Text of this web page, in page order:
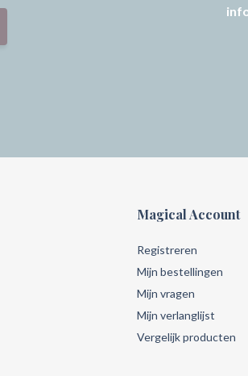
Magical Account
Registreren
Mijn bestellingen
Mijn vragen
Mijn verlanglijst
Vergelijk producten